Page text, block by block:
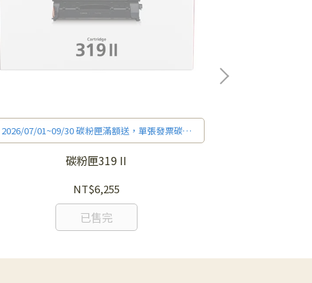
2026/07/01~09/30 碳粉匣滿額送，單張發票碳粉
購買金額滿$3,000，送7-11禮券$300(不適用印表
機加購碳粉活動，每人最高兌換贈品禮券累積金
額上限$3,000)，詳細活動辦法和贈品兌換方式請
見官網促銷訊息。
碳粉匣319 II
NT$6,255
已售完